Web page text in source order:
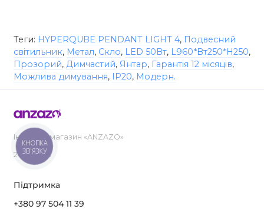
Теги: HYPERQUBE PENDANT LIGHT 4, Подвесний
світильник, Метал, Скло, LED 50Вт, L960*Вт250*H250,
Прозорий, Димчастий, Янтар, Гарантія 12 місяців,
Можлива димування, IP20, Модерн.
Інтернет-магазин «ANZAZO»
2019-2026
Підтримка
+380 97 504 11 39
КНОПКА
ЗВ'ЯЗКУ